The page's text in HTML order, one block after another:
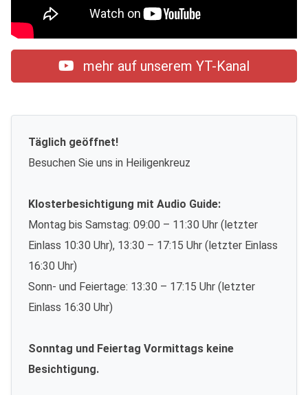
mehr auf unserem YT-Kanal
Täglich geöffnet!
Besuchen Sie uns in Heiligenkreuz
Klosterbesichtigung mit Audio Guide:
Montag bis Samstag: 09:00 – 11:30 Uhr (letzter
Einlass 10:30 Uhr), 13:30 – 17:15 Uhr (letzter Einlass
16:30 Uhr)
Sonn- und Feiertage: 13:30 – 17:15 Uhr (letzter
Einlass 16:30 Uhr)
Sonntag und Feiertag Vormittags keine
Besichtigung.